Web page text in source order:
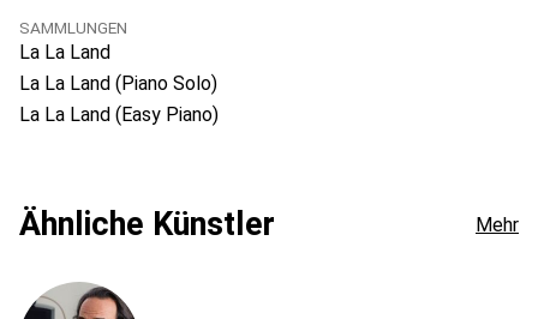
SAMMLUNGEN
La La Land
La La Land (Piano Solo)
La La Land (Easy Piano)
Ähnliche Künstler Mehr